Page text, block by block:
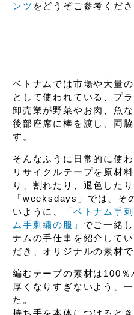
ンツ をどうぞご参考くださ
ベトナムでは市場や大量の
として使われている、 プ
卸売業が野菜やお肉、魚
後部座席に棒を渡し、 両
す。
そんなふうに日常的に使
リサイクルテープを原材
り、割れたり、退色した
「weeksdays」では、 そ
いように、
「ベトナム手
ム手刺繍の服」 でご一緒し
ナムの手仕事を紹介してい
だき、 オリジナルの素材
編むテープの素材は100％
厚くなりすぎないよう、
た。
持ち手を本体につけるとき